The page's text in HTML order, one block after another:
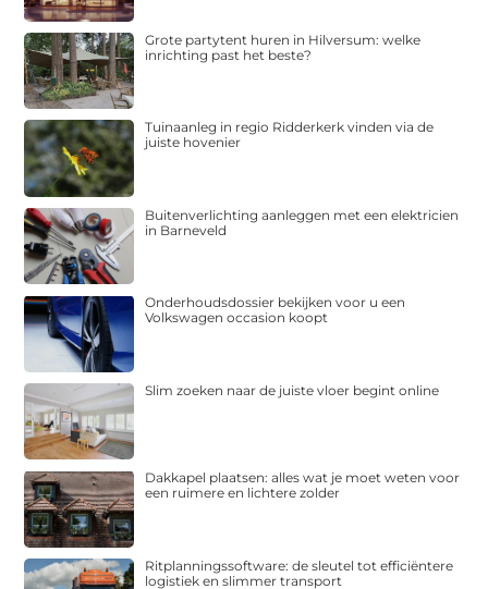
Grote partytent huren in Hilversum: welke
inrichting past het beste?
Tuinaanleg in regio Ridderkerk vinden via de
juiste hovenier
Buitenverlichting aanleggen met een elektricien
in Barneveld
Onderhoudsdossier bekijken voor u een
Volkswagen occasion koopt
Slim zoeken naar de juiste vloer begint online
Dakkapel plaatsen: alles wat je moet weten voor
een ruimere en lichtere zolder
Ritplanningssoftware: de sleutel tot efficiëntere
logistiek en slimmer transport